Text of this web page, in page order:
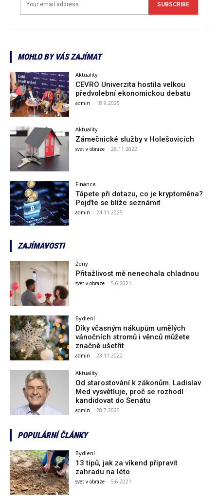
SUBSCRIBE
MOHLO BY VÁS ZAJÍMAT
Aktuality
CEVRO Univerzita hostila velkou
předvolební ekonomickou debatu
admin - 18.9.2025
Aktuality
Zámečnické služby v Holešovicích
svet v obraze - 28.11.2022
Finance
Tápete při dotazu, co je kryptoměna?
Pojďte se blíže seznámit
admin - 24.11.2025
ZAJÍMAVOSTI
Ženy
Přitažlivost mě nenechala chladnou
svet v obraze - 5.6.2021
Bydlení
Díky včasným nákupům umělých
vánočních stromů i věnců můžete
značně ušetřit
admin - 23.11.2022
Aktuality
Od starostování k zákonům. Ladislav
Med vysvětluje, proč se rozhodl
kandidovat do Senátu
admin - 28.7.2026
POPULÁRNÍ ČLÁNKY
Bydlení
13 tipů, jak za víkend připravit
zahradu na léto
svet v obraze - 5.6.2021